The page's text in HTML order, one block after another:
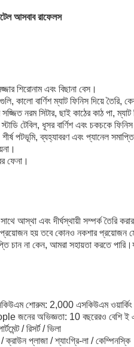
আসবাব রাফেলস
শিরোনাম এবং বিছানা বেস।
কালো বার্ণিশ ম্যাট ফিনিস দিয়ে
নরম সিটার, ছাই কাঠের কাঠ পা, ম্যাট
টেবিল, ধূসর বার্ণিশ এবং চকচকে
শীর্ষ পটভূমি, ব্যহ্যাবরণ এবং প্যানেল
ফেনা।
আস্থা এবং দীর্ঘস্থায়ী সম্পর্ক তৈরি
হয় তবে কোনও নকশার প্রয়োজন
চান না কেন, আমরা সহায়তা করতে
শোরুম: 2,000 এসকিউএম
জনের অভিজ্ঞতা: 10 বছরেরও বেশি
/ রিসর্ট / ভিলা
ক্রাউন প্লাজা / শ্যাংগ্রি-লা / কেম্পিনস্কি